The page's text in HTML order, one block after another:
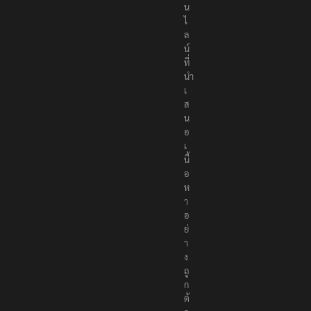
อ
น
ไ
ล
น์
ที่
นำ
เ
ส
น
อ
เ
นื้
อ
ห
า
อ
ย่
า
ง
ถู
ก